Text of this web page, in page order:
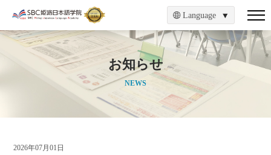
Language
お知らせ
NEWS
2026年07月01日